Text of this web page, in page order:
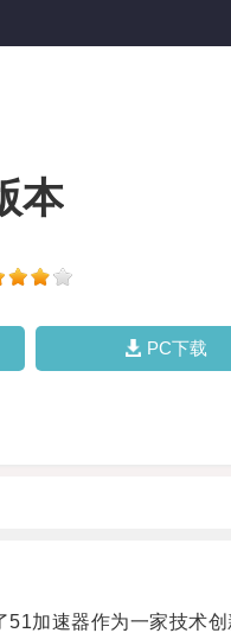
本
PC下载
加速器作为一家技术创